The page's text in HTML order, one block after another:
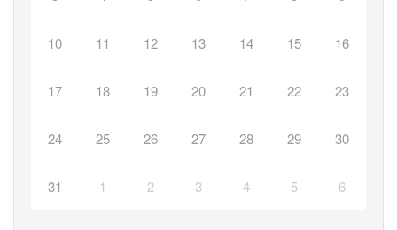
10 11 12 13 14 15 16
17 18 19 20 21 22 23
24 25 26 27 28 29 30
31 1 2 3 4 5 6